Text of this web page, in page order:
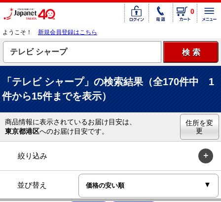
0
ようこそ！ 新規会員登録はこちら
「テレビ シャープ」の検索結果（全170件中 1
件から15件までを表示）
商品情報に表示されているお届け目安は、
東京都港区へのお届け目安です。
住所を変
更
絞り込み
並び替え